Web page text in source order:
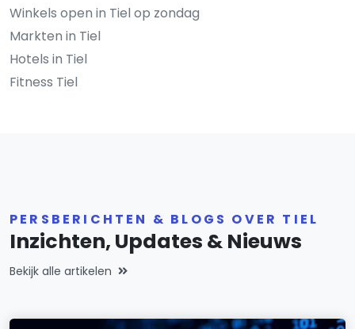
Winkels open in Tiel op zondag
Markten in Tiel
Hotels in Tiel
Fitness Tiel
PERSBERICHTEN & BLOGS OVER TIEL
Inzichten, Updates & Nieuws
Bekijk alle artikelen